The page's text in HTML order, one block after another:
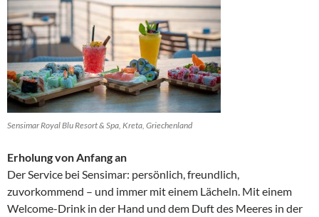
Sensimar Royal Blu Resort & Spa, Kreta, Griechenland
Erholung von Anfang an
Der Service bei Sensimar: persönlich, freundlich,
zuvorkommend – und immer mit einem Lächeln. Mit einem
Welcome-Drink in der Hand und dem Duft des Meeres in der